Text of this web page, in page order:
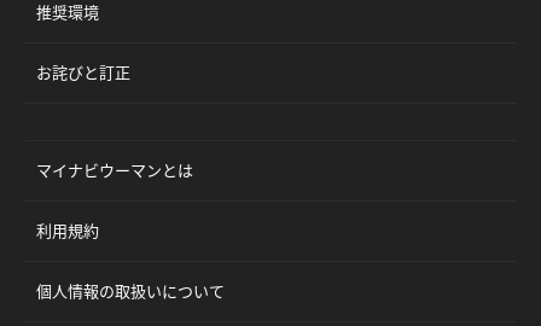
推奨環境
お詫びと訂正
マイナビウーマンとは
利用規約
個人情報の取扱いについて